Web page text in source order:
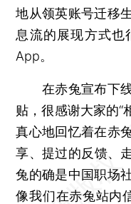
地从领英账号迁移
息流的展现方式也
App。
在赤兔宣布下线
贴，很感谢大家的“
真心地回忆着在赤
享、提过的反馈、
兔的确是中国职场
像我们在赤兔站内